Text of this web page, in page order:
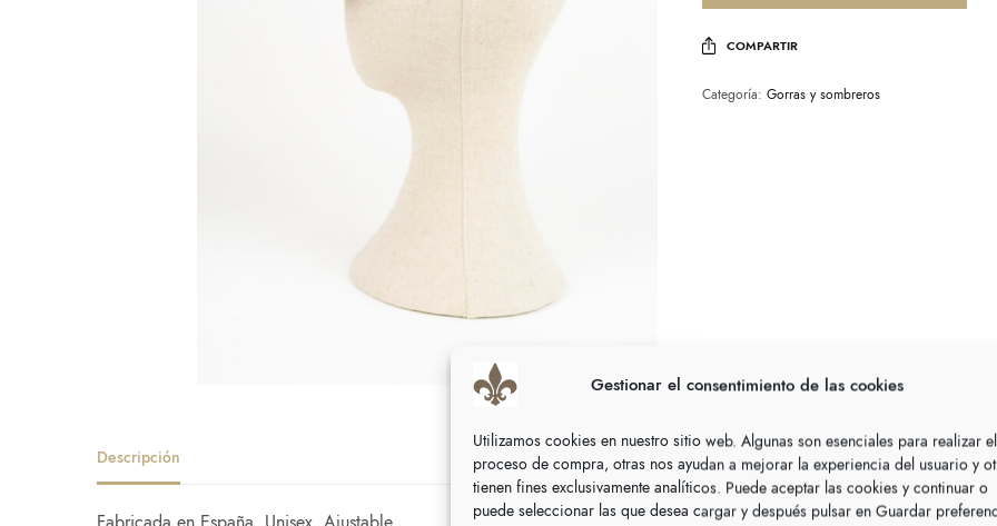
Gestionar el consentimiento de las cookies
Utilizamos cookies en nuestro sitio web. Algunas son esenciales para realizar el
proceso de compra, otras nos ayudan a mejorar la experiencia del usuario y
tienen fines exclusivamente analíticos. Puede aceptar las cookies y continuar o
puede seleccionar las que desea cargar y después pulsar en Guardar
COMPARTIR
Categoría: Gorras y sombreros
Descripción